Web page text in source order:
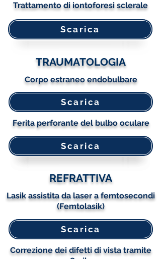
Trattamento di iontoforesi sclerale
Scarica
TRAUMATOLOGIA
Corpo estraneo endobulbare
Scarica
Ferita perforante del bulbo oculare
Scarica
REFRATTIVA
Lasik assistita da laser a femtosecondi
(Femtolasik)
Scarica
Correzione dei difetti di vista tramite